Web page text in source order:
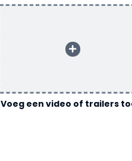
Voeg een video of trailers